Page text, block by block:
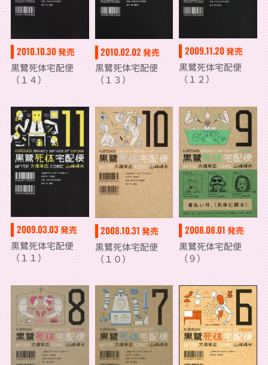
2010.10.30発売
黒鷺死体宅配便
（１４）
2010.02.02発売
黒鷺死体宅配便
（１３）
2009.11.20発売
黒鷺死体宅配便
（１２）
2009.03.03 発売
黒鷺死体宅配便
（１１）
2008.10.31 発売
黒鷺死体宅配便
（１０）
2008.08.01 発売
黒鷺死体宅配便
（９）